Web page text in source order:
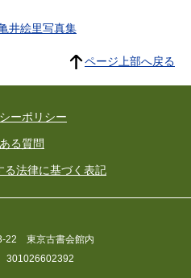
井絵里写真集
ページ上部へ戻る
ーポリシー
る質問
る法律に基づく表記
22 東京古書会館内
301026602392